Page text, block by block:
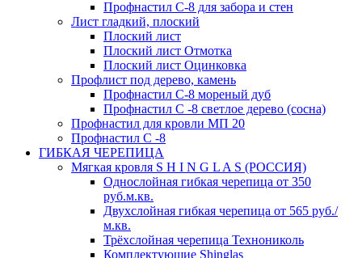
Профнастил С-8 для забора и стен
Лист гладкий, плоский
Плоский лист
Плоский лист Отмотка
Плоский лист Оцинковка
Профлист под дерево, камень
Профнастил С-8 мореный дуб
Профнастил С -8 светлое дерево (сосна)
Профнастил для кровли МП 20
Профнастил С -8
ГИБКАЯ ЧЕРЕПИЦА
Мягкая кровля S H I N G L A S (РОССИЯ)
Однослойная гибкая черепица от 350
руб.м.кв.
Двухслойная гибкая черепица от 565 руб./
м.кв.
Трёхслойная черепица Технониколь
Комплектующие Shinglas